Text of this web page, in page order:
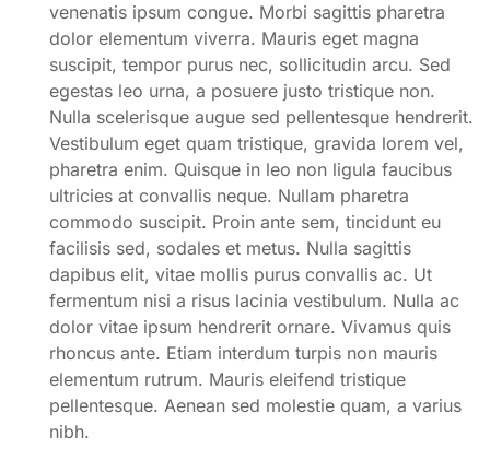
venenatis ipsum congue. Morbi sagittis pharetra
dolor elementum viverra. Mauris eget magna
suscipit, tempor purus nec, sollicitudin arcu. Sed
egestas leo urna, a posuere justo tristique non.
Nulla scelerisque augue sed pellentesque hendrerit.
Vestibulum eget quam tristique, gravida lorem vel,
pharetra enim. Quisque in leo non ligula faucibus
ultricies at convallis neque. Nullam pharetra
commodo suscipit. Proin ante sem, tincidunt eu
facilisis sed, sodales et metus. Nulla sagittis
dapibus elit, vitae mollis purus convallis ac. Ut
fermentum nisi a risus lacinia vestibulum. Nulla ac
dolor vitae ipsum hendrerit ornare. Vivamus quis
rhoncus ante. Etiam interdum turpis non mauris
elementum rutrum. Mauris eleifend tristique
pellentesque. Aenean sed molestie quam, a varius
nibh.